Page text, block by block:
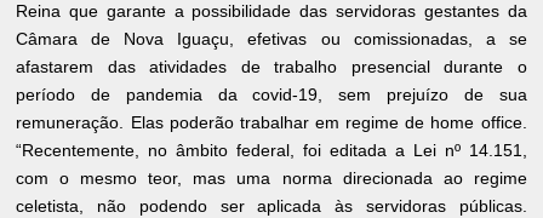
Reina que garante a possibilidade das servidoras gestantes da
Câmara de Nova Iguaçu, efetivas ou comissionadas, a se
afastarem das atividades de trabalho presencial durante o
período de pandemia da covid-19, sem prejuízo de sua
remuneração. Elas poderão trabalhar em regime de home office.
“Recentemente, no âmbito federal, foi editada a Lei nº 14.151,
com o mesmo teor, mas uma norma direcionada ao regime
celetista, não podendo ser aplicada às servidoras públicas.